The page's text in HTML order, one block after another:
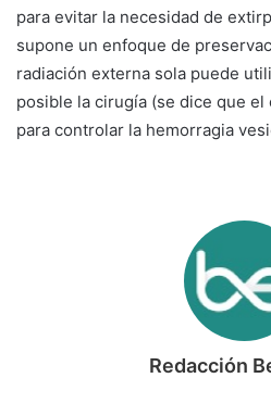
para evitar la necesidad de
supone un enfoque de
radiación externa sola puede
posible la cirugía (se dice que
para controlar la hemorragia
Redacción